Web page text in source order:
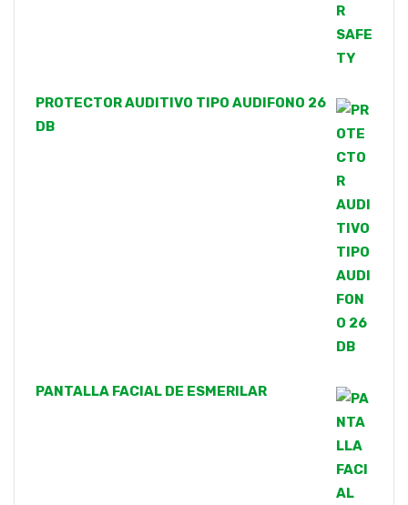
PROTECTOR AUDITIVO TIPO AUDIFONO 26
DB
PANTALLA FACIAL DE ESMERILAR